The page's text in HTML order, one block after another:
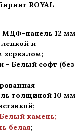
ROYAL
МДФ-панель 12 мм
и
- Белый софт (без
толщиной 10 мм
Белый камень;
белая;